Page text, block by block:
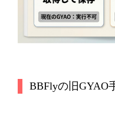
BBFlyの旧GYAO